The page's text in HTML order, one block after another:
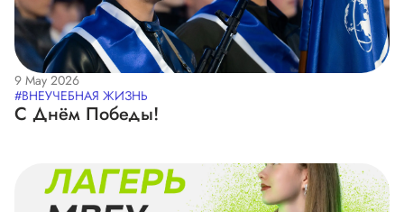
9 May 2026
#ВНЕУЧЕБНАЯ ЖИЗНЬ
С Днём Победы!